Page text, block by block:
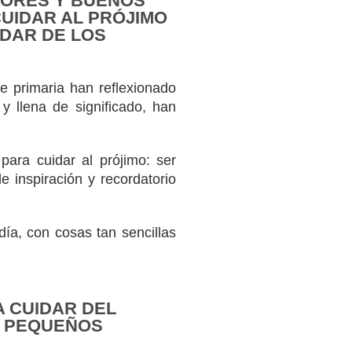
AL PRÓJIMO
DE LOS
primaria han reflexionado
llena de significado, han
cuidar al prójimo: ser
inspiración y recordatorio
con cosas tan sencillas
CUIDAR DEL